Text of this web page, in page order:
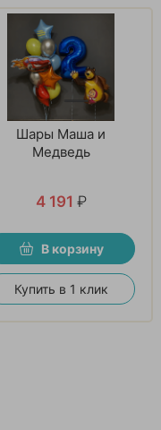
Шары Маша и
Медведь
4 191 ₽
В корзину
Купить в 1 клик